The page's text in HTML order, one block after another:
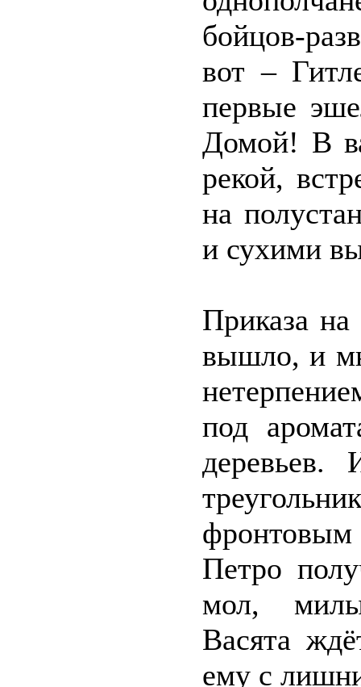
бойцов-
вот –
первые
Домой! В
рекой,
на
и сухими
Приказа
вышло, и
под
Петро
мол,
Васята
ему с